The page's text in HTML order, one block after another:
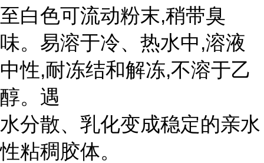
至白色可流动粉末,稍带臭
味。易溶于冷、热水中,溶液
中性,耐冻结和解冻,不溶于乙
醇。遇
水分散、乳化变成稳定的亲水
性粘稠胶体。